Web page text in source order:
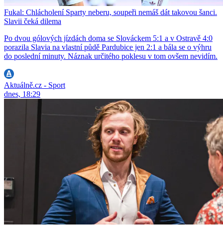
Fukal: Chlácholení Sparty neberu, soupeři nemáš dát takovou šanci.
Slavii čeká dilema
Po dvou gólových jízdách doma se Slováckem 5:1 a v Ostravě 4:0
porazila Slavia na vlastní půdě Pardubice jen 2:1 a bála se o výhru
do poslední minuty. Náznak určitého poklesu v tom ovšem nevidím.
Aktuálně.cz - Sport
dnes, 18:29